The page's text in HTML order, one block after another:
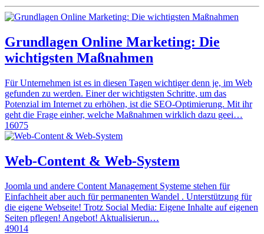
Grundlagen Online Marketing: Die
wichtigsten Maßnahmen
Für Unternehmen ist es in diesen Tagen wichtiger denn je, im Web
gefunden zu werden. Einer der wichtigsten Schritte, um das
Potenzial im Internet zu erhöhen, ist die SEO-Optimierung. Mit ihr
geht die Frage einher, welche Maßnahmen wirklich dazu geei…
16075
Web-Content & Web-System
Joomla und andere Content Management Systeme stehen für
Einfachheit aber auch für permanenten Wandel . Unterstützung für
die eigene Webseite! Trotz Social Media: Eigene Inhalte auf eigenen
Seiten pflegen! Angebot! Aktualisierun…
49014